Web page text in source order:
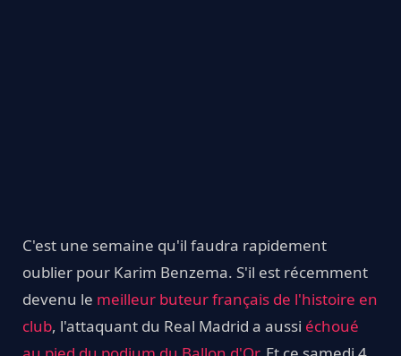
C'est une semaine qu'il faudra rapidement
oublier pour Karim Benzema. S'il est récemment
devenu le meilleur buteur français de l'histoire en
club, l'attaquant du Real Madrid a aussi échoué